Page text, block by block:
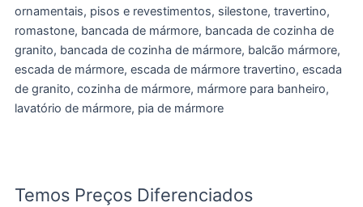
ornamentais, pisos e revestimentos, silestone, travertino,
romastone, bancada de mármore, bancada de cozinha de
granito, bancada de cozinha de mármore, balcão mármore,
escada de mármore, escada de mármore travertino, escada
de granito, cozinha de mármore, mármore para banheiro,
lavatório de mármore, pia de mármore
Temos Preços Diferenciados